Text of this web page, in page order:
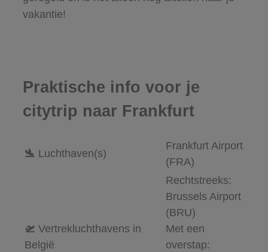
vakantie!
Praktische info voor je
citytrip naar Frankfurt
🛬 Luchthaven(s)
Frankfurt Airport
(FRA)
🛫 Vertrekluchthavens in
België
Rechtstreeks:
Brussels Airport
(BRU)
Met een
overstap: